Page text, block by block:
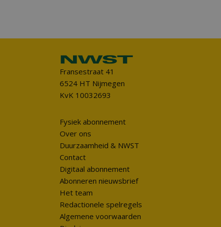
Fransestraat 41
6524 HT Nijmegen
KvK 10032693
Fysiek abonnement
Over ons
Duurzaamheid & NWST
Contact
Digitaal abonnement
Abonneren nieuwsbrief
Het team
Redactionele spelregels
Algemene voorwaarden